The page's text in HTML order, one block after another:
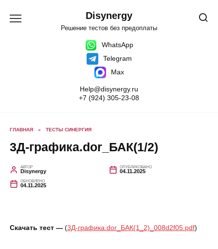
содержанию
Disynergy
Решение тестов без предоплаты
WhatsApp
Telegram
Max
Help@disynergy.ru
+7 (924) 305-23-08
ГЛАВНАЯ » ТЕСТЫ СИНЕРГИЯ
3Д-графика.dor_БАК(1/2)
АВТОР
Disynergy
ОПУБЛИКОВАНО
04.11.2025
ОБНОВЛЕНО
04.11.2025
Скачать тест — (3Д-графика.dor_БАК(1_2)_008d2f05.pdf)